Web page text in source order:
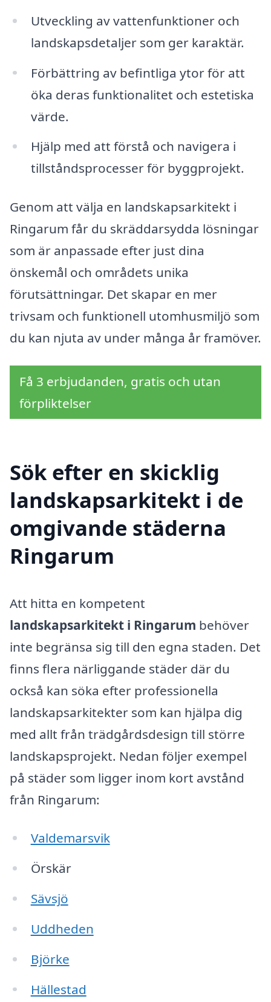
Utveckling av vattenfunktioner och
landskapsdetaljer som ger karaktär.
Förbättring av befintliga ytor för att
öka deras funktionalitet och estetiska
värde.
Hjälp med att förstå och navigera i
tillståndsprocesser för byggprojekt.
Genom att välja en landskapsarkitekt i
Ringarum får du skräddarsydda lösningar
som är anpassade efter just dina
önskemål och områdets unika
förutsättningar. Det skapar en mer
trivsam och funktionell utomhusmiljö som
du kan njuta av under många år framöver.
Få 3 erbjudanden, gratis och utan
förpliktelser
Sök efter en skicklig
landskapsarkitekt i de
omgivande städerna
Ringarum
Att hitta en kompetent
landskapsarkitekt i Ringarum behöver
inte begränsa sig till den egna staden. Det
finns flera närliggande städer där du
också kan söka efter professionella
landskapsarkitekter som kan hjälpa dig
med allt från trädgårdsdesign till större
landskapsprojekt. Nedan följer exempel
på städer som ligger inom kort avstånd
från Ringarum:
Valdemarsvik
Örskär
Sävsjö
Uddheden
Björke
Hällestad